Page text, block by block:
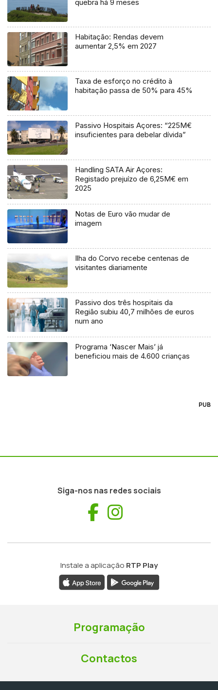
quebra há 9 meses
Habitação: Rendas devem
aumentar 2,5% em 2027
Taxa de esforço no crédito à
habitação passa de 50% para 45%
Passivo Hospitais Açores: “225M€
insuficientes para debelar dívida”
Handling SATA Air Açores:
Registado prejuízo de 6,25M€ em
2025
Notas de Euro vão mudar de
imagem
Ilha do Corvo recebe centenas de
visitantes diariamente
Passivo dos três hospitais da
Região subiu 40,7 milhões de euros
num ano
Programa ‘Nascer Mais’ já
beneficiou mais de 4.600 crianças
PUB
Siga-nos nas redes sociais
Facebook
Instale a aplicação RTP Play
Programação
Contactos